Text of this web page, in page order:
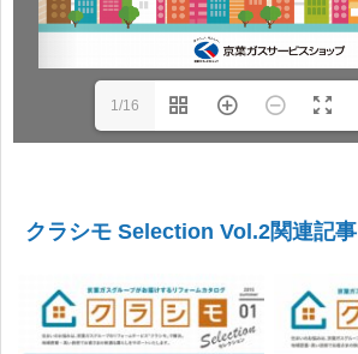
1/16
クラシモ Selection Vol.2関連記事